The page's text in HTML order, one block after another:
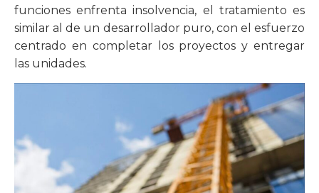
funciones enfrenta insolvencia, el tratamiento es
similar al de un desarrollador puro, con el esfuerzo
centrado en completar los proyectos y entregar
las unidades.